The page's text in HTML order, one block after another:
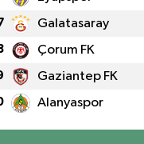
Galatasaray
Çorum FK
Gaziantep FK
Alanyaspor